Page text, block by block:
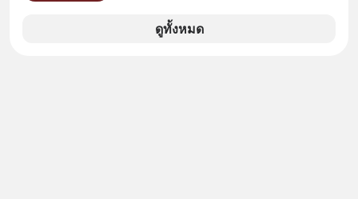
อะไรบ้าง ควรดู ตรงไหน ทำอย่างไร ถึง
จะดีกับเรา แล้วเราควรรู้ข้อมูลอะไร
ป๊าผมเห็นโปสเตอร์หนังเรื่องนี้หลาย
ดูทั้งหมด